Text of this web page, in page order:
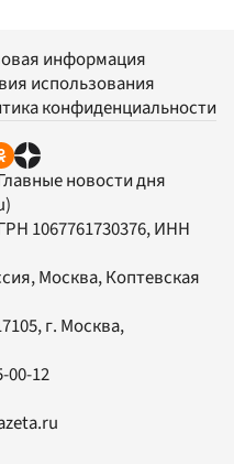
информация
использования
конфиденциальности
новости дня
1067761730376, ИНН
Москва, Коптевская
, г. Москва,
00-12